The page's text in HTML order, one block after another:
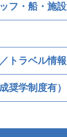
フ・船・施
トラベル情報
奨学制度有）